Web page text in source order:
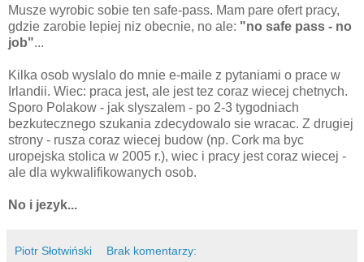
Musze wyrobic sobie ten safe-pass. Mam pare ofert pracy,
gdzie zarobie lepiej niz obecnie, no ale: "no safe pass - no
job"...
Kilka osob wyslalo do mnie e-maile z pytaniami o prace w
Irlandii. Wiec: praca jest, ale jest tez coraz wiecej chetnych.
Sporo Polakow - jak slyszalem - po 2-3 tygodniach
bezkutecznego szukania zdecydowalo sie wracac. Z drugiej
strony - rusza coraz wiecej budow (np. Cork ma byc
uropejska stolica w 2005 r.), wiec i pracy jest coraz wiecej -
ale dla wykwalifikowanych osob.
No i jezyk...
Piotr Słotwiński Brak komentarzy: